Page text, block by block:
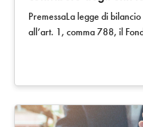
PremessaLa legge di
all’art. 1, comma 788, il